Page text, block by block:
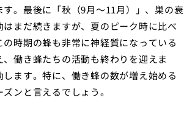
。最後に「秋（9月〜11月）」、巣の衰
まだ続きますが、夏のピーク時に比べ
時期の蜂も非常に神経質になっている
働き蜂たちの活動も終わりを迎えま
ます。特に、働き蜂の数が増え始める
ンと言えるでしょう。